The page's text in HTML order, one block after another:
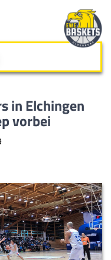
in Elchingen
vorbei